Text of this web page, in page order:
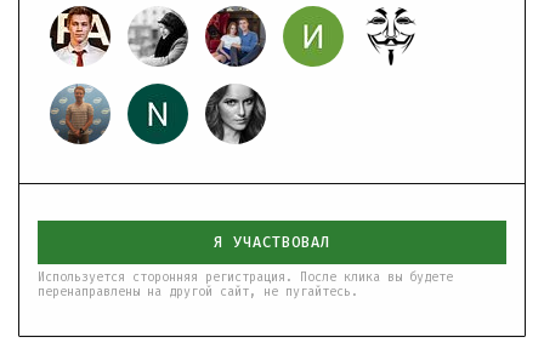
Я УЧАСТВОВАЛ
Используется сторонняя регистрация. После клика вы будете
перенаправлены на другой сайт, не пугайтесь.